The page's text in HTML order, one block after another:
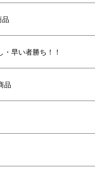
早い者勝ち！！
品